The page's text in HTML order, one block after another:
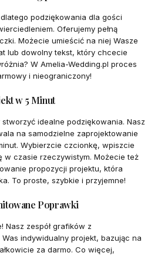
podziękowania dla gości
Oferujemy pełną
Możecie umieścić na niej Wasze
lub dowolny tekst, który chcecie
W Amelia-Wedding.pl proces
i nieograniczony!
w 5 Minut
idealne podziękowania. Nasz
na samodzielne zaprojektowanie
Wybierzcie czcionkę, wpiszcie
w czasie rzeczywistym. Możecie też
propozycji projektu, która
To proste, szybkie i przyjemne!
Poprawki
Nasz zespół grafików z
indywidualny projekt, bazując na
za darmo. Co więcej,